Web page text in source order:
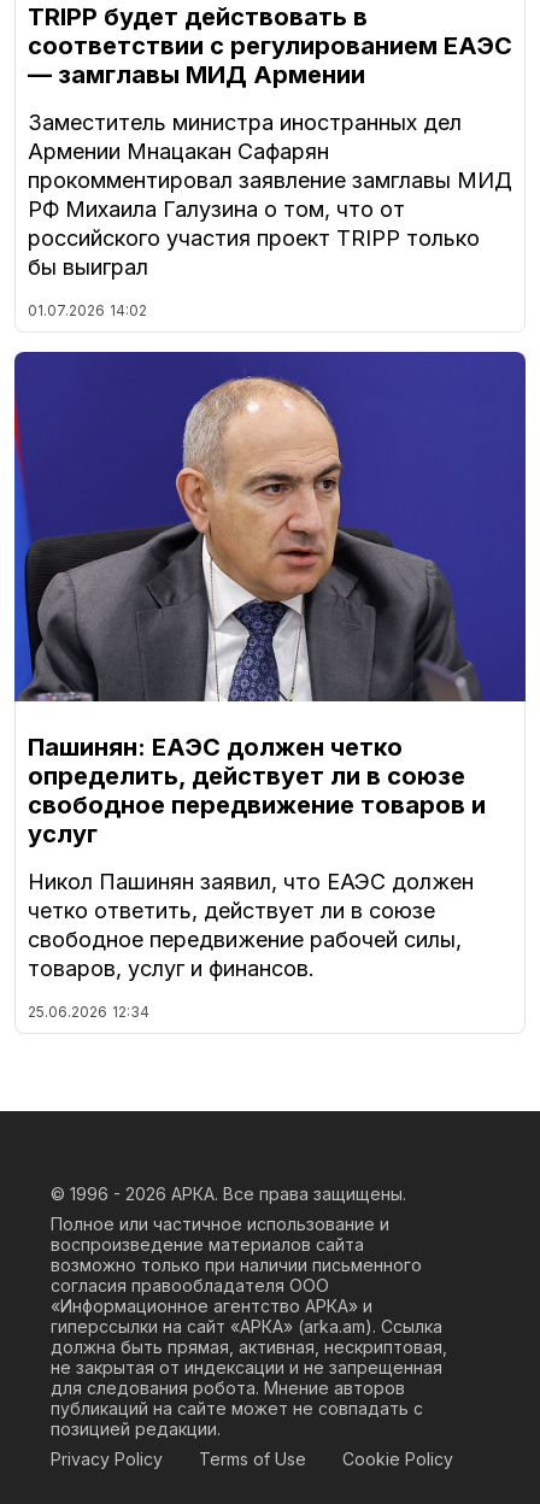
TRIPP будет действовать в
соответствии с регулированием ЕАЭС
— замглавы МИД Армении
Заместитель министра иностранных дел
Армении Мнацакан Сафарян
прокомментировал заявление замглавы МИД
РФ Михаила Галузина о том, что от
российского участия проект TRIPP только
бы выиграл
01.07.2026 14:02
Пашинян: ЕАЭС должен четко
определить, действует ли в союзе
свободное передвижение товаров и
услуг
Никол Пашинян заявил, что ЕАЭС должен
четко ответить, действует ли в союзе
свободное передвижение рабочей силы,
товаров, услуг и финансов.
25.06.2026 12:34
© 1996 - 2026 АРКА. Все права защищены.
Полное или частичное использование и
воспроизведение материалов сайта
возможно только при наличии письменного
согласия правообладателя ООО
«Информационное агентство АРКА» и
гиперссылки на сайт «АРКА» (arka.am). Ссылка
должна быть прямая, активная, нескриптовая,
не закрытая от индексации и не запрещенная
для следования робота. Мнение авторов
публикаций на сайте может не совпадать с
позицией редакции.
Privacy Policy
Terms of Use Cookie Policy